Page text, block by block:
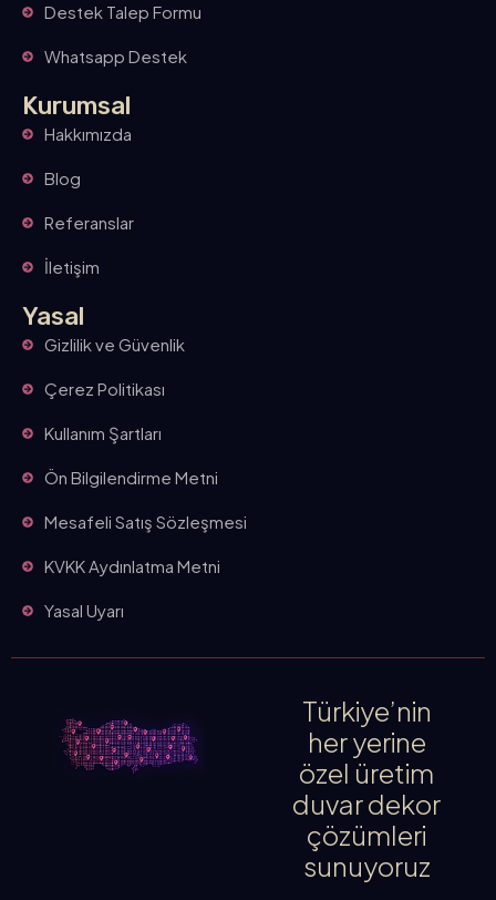
Destek Talep Formu
Whatsapp Destek
Kurumsal
Hakkımızda
Blog
Referanslar
İletişim
Yasal
Gizlilik ve Güvenlik
Çerez Politikası
Kullanım Şartları
Ön Bilgilendirme Metni
Mesafeli Satış Sözleşmesi
KVKK Aydınlatma Metni
Yasal Uyarı
Türkiye’nin
her yerine
özel üretim
duvar dekor
çözümleri
sunuyoruz